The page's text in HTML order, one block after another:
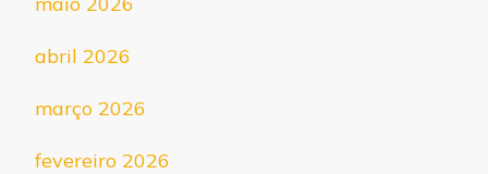
abril 2026
março 2026
fevereiro 2026